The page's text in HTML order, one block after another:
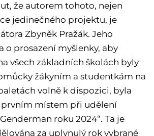
že autorem tohoto, nejen
jedinečného projektu, je
Zbyněk Pražák. Jeho
o prosazení myšlenky, aby
všech základních školách byly
žákyním a studentkám na
volně k dispozici, byla
prvním místem při udělení
roku 2024“. Ta je
za uplynulý rok vybrané